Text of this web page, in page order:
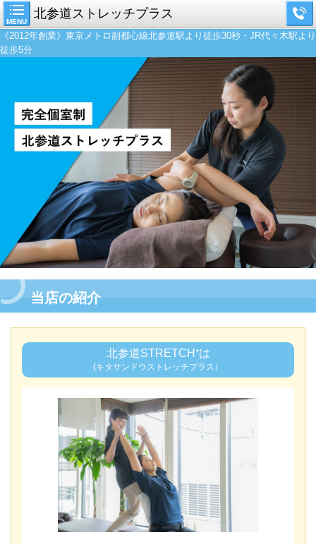
MENU
北参道ストレッチプラス
《2012年創業》東京メトロ副都心線北参道駅より徒歩30秒・JR代々木駅より
徒歩5分
当店の紹介
北参道STRETCH⁺は
(キタサンドウストレッチプラス）